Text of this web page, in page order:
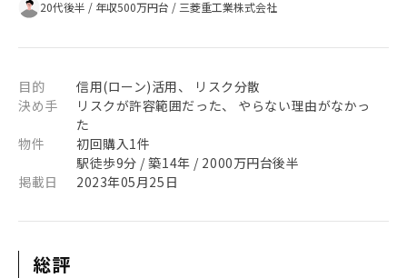
20代後半 / 年収500万円台 / 三菱重工業株式会社
目的
信用(ローン)活用、 リスク分散
決め手
リスクが許容範囲だった、 やらない理由がなかっ
た
物件
初回購入1件
駅徒歩9分 / 築14年 / 2000万円台後半
掲載日
2023年05月25日
総評